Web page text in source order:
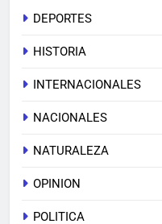
DEPORTES
HISTORIA
INTERNACIONALES
NACIONALES
NATURALEZA
OPINION
POLITICA